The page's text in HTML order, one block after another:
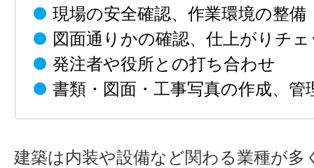
● 現場の安全確認、作業環境の整備
● 図面通りかの確認、仕上がりチ
● 発注者や役所との打ち合わせ
● 書類・図面・工事写真の作成、管
建築は内装や設備など関わる業種が多